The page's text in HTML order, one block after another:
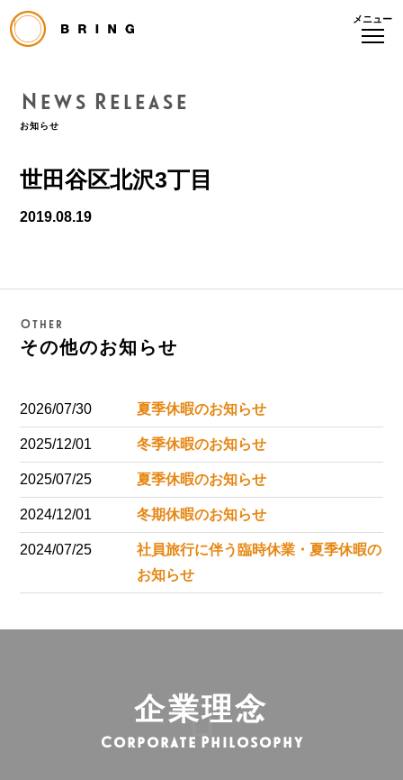
メニュー
News Release
お知らせ
世田谷区北沢3丁目
2019.08.19
Other
その他のお知らせ
2026/07/30 夏季休暇のお知らせ
2025/12/01 冬季休暇のお知らせ
2025/07/25 夏季休暇のお知らせ
2024/12/01 冬期休暇のお知らせ
2024/07/25
社員旅行に伴う臨時休業・夏季休暇の
お知らせ
企業理念
Corporate Philosophy